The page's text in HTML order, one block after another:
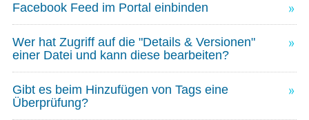
Facebook Feed im Portal einbinden
Wer hat Zugriff auf die "Details & Versionen"
einer Datei und kann diese bearbeiten?
Gibt es beim Hinzufügen von Tags eine
Überprüfung?